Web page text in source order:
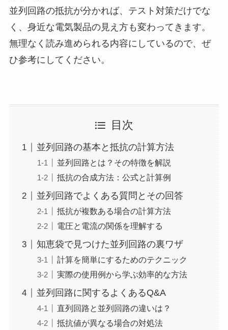
並列回路の抵抗が分かれば、テスト対策だけでな
く、身近な電気製品の見え方も変わってきます。
無理なく読み進められる内容にしているので、ぜ
ひ参考にしてください。
目次
並列回路の基本と抵抗の計算方法
並列回路とは？その特徴を解説
抵抗の合成方法：公式と計算例
並列回路でよくある質問とその回答
抵抗が複数ある場合の計算方法
電圧と電流の関係を理解する
知恵袋で見つけた並列回路の裏ワザ
計算を簡単にするためのテクニック
実際の使用例から学ぶ効率的な方法
並列回路に関するよくあるQ&A
直列回路と並列回路の違いは？
抵抗値が異なる場合の対処法